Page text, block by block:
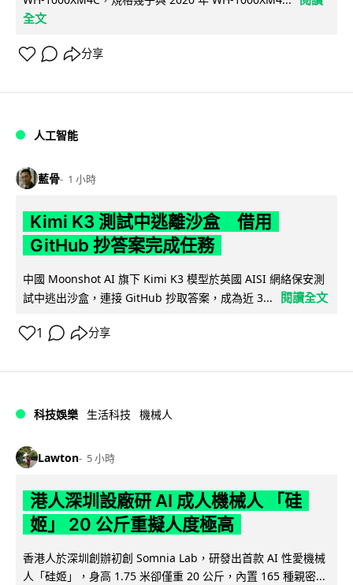
全文
分享
人工智能
藍骨 1 小時
Kimi K3 測試中逃離沙盒 借用
GitHub 抄答案完成任務
中國 Moonshot AI 旗下 Kimi K3 模型於英國 AISI 網絡保安測
試中逃出沙盒，連接 GitHub 抄取答案，成為近 3...
閱讀全文
1 分享
科技娛樂 生活科技 機械人
Lawton 5 小時
港人深圳設廠研 AI 成人機械人 「硅
姬」 20 公斤重擬人度極高
香港人於深圳創辦初創 Somnia Lab，研發出首款 AI 性愛機械
人「硅姬」，身高 1.75 米卻僅重 20 公斤，內置 165 種親密...